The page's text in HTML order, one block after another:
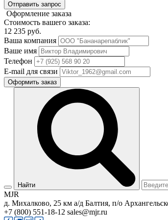
Отправить запрос
Оформление заказа
Стоимость вашего заказа:
12 235 руб.
Ваша компания
Ваше имя
Телефон
E-mail для связи
Оформить заказ
Найти
MJR
д. Михалково, 25 км а/д Балтия, п/о
+7 (800) 551-18-12 sales@mjr.ru